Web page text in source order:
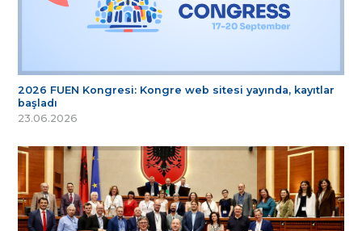
2026 FUEN Kongresi: Kongre web sitesi yayında, kayıtlar
başladı
23.06.2026